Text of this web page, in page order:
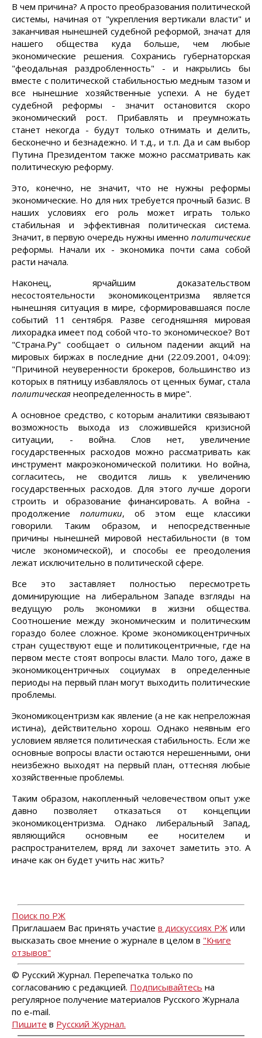
В чем причина? А просто преобразования политической
системы, начиная от "укрепления вертикали власти" и
заканчивая нынешней судебной реформой, значат для
нашего общества куда больше, чем любые
экономические решения. Сохранись губернаторская
"феодальная раздробленность" - и накрылись бы
вместе с политической стабильностью медным тазом и
все нынешние хозяйственные успехи. А не будет
судебной реформы - значит остановится скоро
экономический рост. Прибавлять и преумножать
станет некогда - будут только отнимать и делить,
бесконечно и безнадежно. И т.д., и т.п. Да и сам выбор
Путина Президентом также можно рассматривать как
политическую реформу.
Это, конечно, не значит, что не нужны реформы
экономические. Но для них требуется прочный базис. В
наших условиях его роль может играть только
стабильная и эффективная политическая система.
Значит, в первую очередь нужны именно политические
реформы. Начали их - экономика почти сама собой
расти начала.
Наконец, ярчайшим доказательством
несостоятельности экономикоцентризма является
нынешняя ситуация в мире, сформировавшаяся после
событий 11 сентября. Разве сегодняшняя мировая
лихорадка имеет под собой что-то экономическое? Вот
"Страна.Ру" сообщает о сильном падении акций на
мировых биржах в последние дни (22.09.2001, 04:09):
"Причиной неуверенности брокеров, большинство из
которых в пятницу избавлялось от ценных бумаг, стала
политическая неопределенность в мире".
А основное средство, с которым аналитики связывают
возможность выхода из сложившейся кризисной
ситуации, - война. Слов нет, увеличение
государственных расходов можно рассматривать как
инструмент макроэкономической политики. Но война,
согласитесь, не сводится лишь к увеличению
государственных расходов. Для этого лучше дороги
строить и образование финансировать. А война -
продолжение политики, об этом еще классики
говорили. Таким образом, и непосредственные
причины нынешней мировой нестабильности (в том
числе экономической), и способы ее преодоления
лежат исключительно в политической сфере.
Все это заставляет полностью пересмотреть
доминирующие на либеральном Западе взгляды на
ведущую роль экономики в жизни общества.
Соотношение между экономическим и политическим
гораздо более сложное. Кроме экономикоцентричных
стран существуют еще и политикоцентричные, где на
первом месте стоят вопросы власти. Мало того, даже в
экономикоцентричных социумах в определенные
периоды на первый план могут выходить политические
проблемы.
Экономикоцентризм как явление (а не как непреложная
истина), действительно хорош. Однако неявным его
условием является политическая стабильность. Если же
основные вопросы власти остаются нерешенными, они
неизбежно выходят на первый план, оттесняя любые
хозяйственные проблемы.
Таким образом, накопленный человечеством опыт уже
давно позволяет отказаться от концепции
экономикоцентризма. Однако либеральный Запад,
являющийся основным ее носителем и
распространителем, вряд ли захочет заметить это. А
иначе как он будет учить нас жить?
Поиск по РЖ
Приглашаем Вас принять участие в дискуссиях РЖ или
высказать свое мнение о журнале в целом в "Книге
отзывов"
© Русский Журнал. Перепечатка только по
согласованию с редакцией. Подписывайтесь на
регулярное получение материалов Русского Журнала
по e-mail.
Пишите в Русский Журнал.